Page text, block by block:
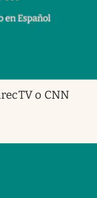
o CNN